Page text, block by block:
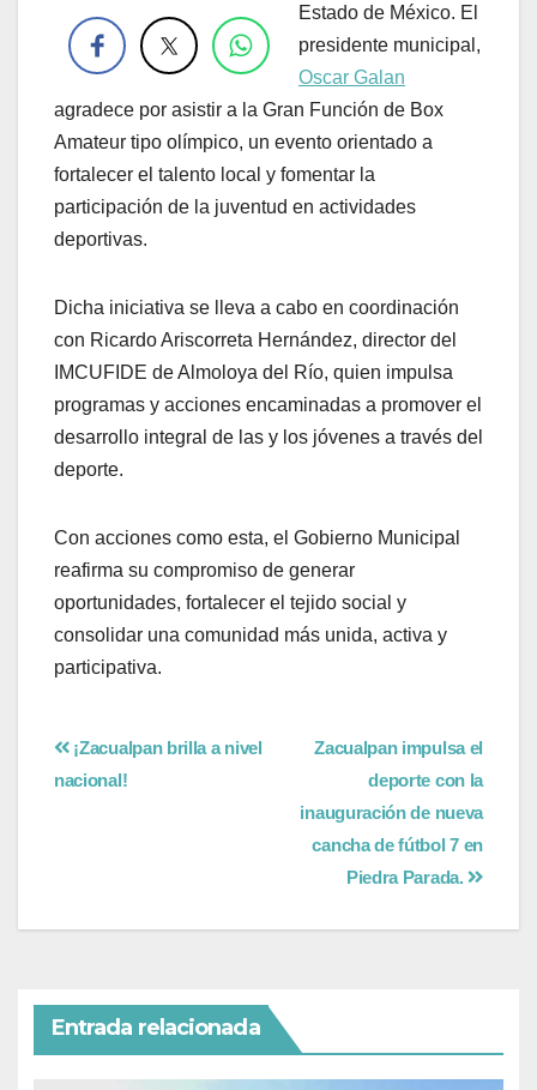
Estado de México. El
presidente municipal,
Oscar Galan
agradece por asistir a la Gran Función de Box
Amateur tipo olímpico, un evento orientado a
fortalecer el talento local y fomentar la
participación de la juventud en actividades
deportivas.
Dicha iniciativa se lleva a cabo en coordinación
con Ricardo Ariscorreta Hernández, director del
IMCUFIDE de Almoloya del Río, quien impulsa
programas y acciones encaminadas a promover el
desarrollo integral de las y los jóvenes a través del
deporte.
Con acciones como esta, el Gobierno Municipal
reafirma su compromiso de generar
oportunidades, fortalecer el tejido social y
consolidar una comunidad más unida, activa y
participativa.
Zacualpan impulsa el
deporte con la
inauguración de nueva
cancha de fútbol 7 en
Piedra Parada.
¡Zacualpan brilla a nivel
nacional!
Entrada relacionada